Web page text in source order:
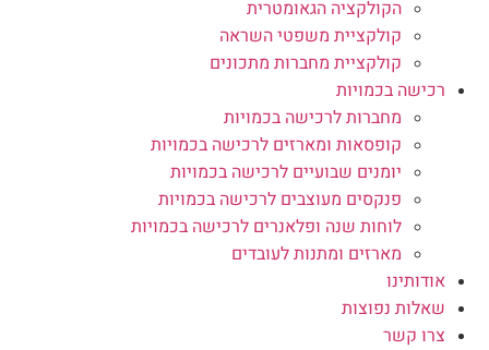
הקולקציה הגאומטרית
קולקציית משפטי השראה
קולקציית מחברות מתכונים
רכישה בכמויות
מחברות לרכישה בכמויות
קופסאות ומארזים לרכישה בכמויות
יומנים שבועיים לרכישה בכמויות
פנקסים מעוצבים לרכישה בכמויות
לוחות שנה ופלאנרים לרכישה בכמויות
מארזים ומתנות לעובדים
אודותינו
שאלות נפוצות
צרו קשר